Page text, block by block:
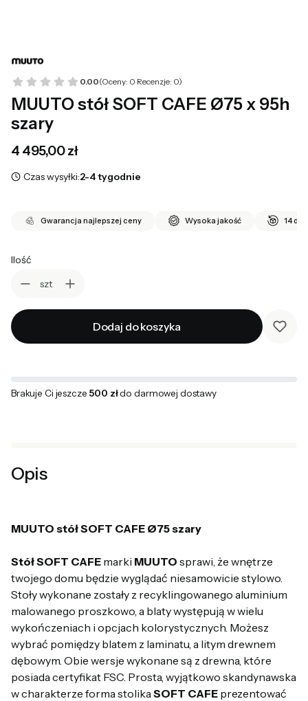
0.00(Oceny: 0 Recenzje: 0)
MUUTO stół SOFT CAFE Ø75 x 95h
szary
Cena
4 495,00 zł
Czas wysyłki:2-4 tygodnie
Gwarancja najlepszej ceny Wysoka jakość 14 dni
Ilość
szt
Dodaj do koszyka
Brakuje Ci jeszcze 500 złdo darmowej dostawy
Opis
MUUTO stół SOFT CAFE Ø75 szary
Stół SOFT CAFE marki MUUTO sprawi, że wnętrze
twojego domu będzie wyglądać niesamowicie stylowo.
Stoły wykonane zostały z recyklingowanego aluminium
malowanego proszkowo, a blaty występują w wielu
wykończeniach i opcjach kolorystycznych. Możesz
wybrać pomiędzy blatem z laminatu, a litym drewnem
dębowym. Obie wersje wykonane są z drewna, które
posiada certyfikat FSC. Prosta, wyjątkowo skandynawska
w charakterze forma stolika SOFT CAFE prezentować